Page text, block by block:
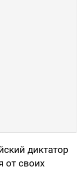
диктатор
от своих